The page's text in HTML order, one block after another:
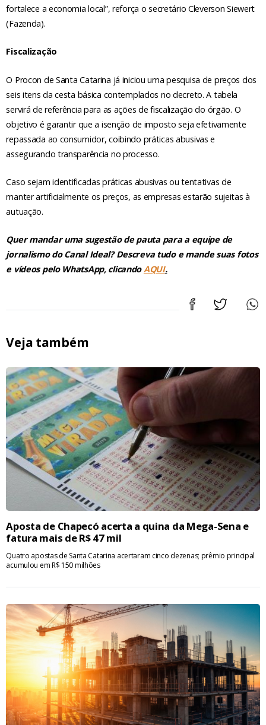
fortalece a economia local”, reforça o secretário Cleverson Siewert
(Fazenda).
Fiscalização
O Procon de Santa Catarina já iniciou uma pesquisa de preços dos
seis itens da cesta básica contemplados no decreto. A tabela
servirá de referência para as ações de fiscalização do órgão. O
objetivo é garantir que a isenção de imposto seja efetivamente
repassada ao consumidor, coibindo práticas abusivas e
assegurando transparência no processo.
Caso sejam identificadas práticas abusivas ou tentativas de
manter artificialmente os preços, as empresas estarão sujeitas à
autuação.
Quer mandar uma sugestão de pauta para a equipe de
jornalismo do Canal Ideal? Descreva tudo e mande suas fotos
e vídeos pelo WhatsApp, clicandoAQUI.
Veja também
Aposta de Chapecó acerta a quina da Mega-Sena e
fatura mais de R$ 47 mil
Quatro apostas de Santa Catarina acertaram cinco dezenas; prêmio principal
acumulou em R$ 150 milhões